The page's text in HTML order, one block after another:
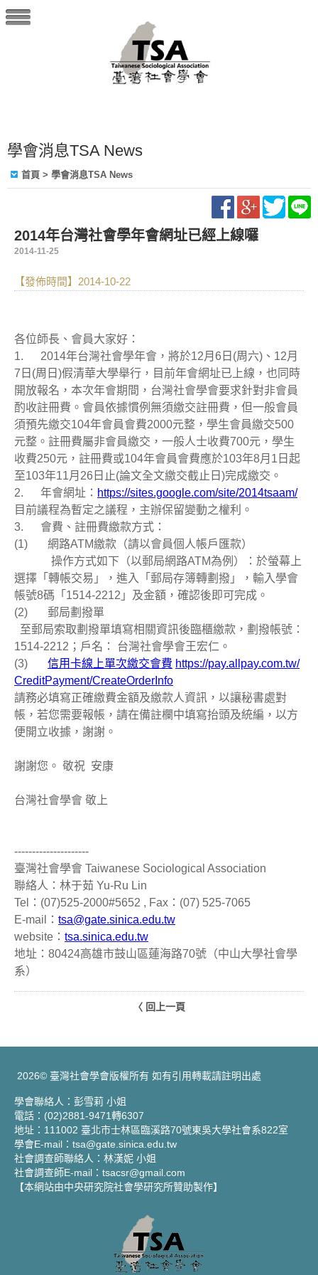
學會消息TSA News
首頁 > 學會消息TSA News
2014年台灣社會學年會網址已經上線囉
2014-11-25
【發佈時間】2014-10-22
各位師長、會員大家好：
1. 2014年台灣社會學年會，將於12月6日(周六)、12月
7日(周日)假清華大學舉行，目前年會網址已上線，也同時
開放報名，本次年會期間，台灣社會學會要求針對非會員
酌收註冊費。會員依據慣例無須繳交註冊費，但一般會員
須預先繳交104年會員會費2000元整，學生會員繳交500
元整。註冊費屬非會員繳交，一般人士收費700元，學生
收費250元，註冊費或104年會員會費應於103年8月1日起
至103年11月26日止(論文全文繳交截止日)完成繳交。
2. 年會網址： https://sites.google.com/site/2014tsaam/
目前議程為暫定之議程，主辦保留變動之權利。
3. 會費、註冊費繳款方式：
(1) 網路ATM繳款（請以會員個人帳戶匯款）
操作方式如下（以郵局網路ATM為例）：於螢幕上
選擇「轉帳交易」，進入「郵局存簿轉劃撥」，輸入學會
帳號8碼「1514-2212」及金額，確認後即可完成。
(2) 郵局劃撥單
至郵局索取劃撥單填寫相關資訊後臨櫃繳款，劃撥帳號：
1514-2212；戶名： 台灣社會學會王宏仁。
(3) 信用卡線上單次繳交會費 https://pay.allpay.com.tw/
CreditPayment/CreateOrderInfo
請務必填寫正確繳費金額及繳款人資訊，以讓秘書處對
帳，若您需要報帳，請在備註欄中填寫抬頭及統編，以方
便開立收據，謝謝。
謝謝您。 敬祝 安康
台灣社會學會 敬上
---------------------
臺灣社會學會 Taiwanese Sociological Association
聯絡人：林于茹 Yu-Ru Lin
Tel：(07)525-2000#5652 , Fax：(07) 525-7065
E-mail： tsa@gate.sinica.edu.tw
website： tsa.sinica.edu.tw
地址：80424高雄市鼓山區蓮海路70號（中山大學社會學
系）
〈 回上一頁
2026© 臺灣社會學會版權所有 如有引用轉載請註明出處
學會聯絡人：彭雪莉 小姐
電話：(02)2881-9471轉6307
地址：111002 臺北市士林區臨溪路70號東吳大學社會系822室
學會E-mail：tsa@gate.sinica.edu.tw
社會調查師聯絡人：林漢妮 小姐
社會調查師E-mail：tsacsr@gmail.com
【本網站由中央研究院社會學研究所贊助製作】